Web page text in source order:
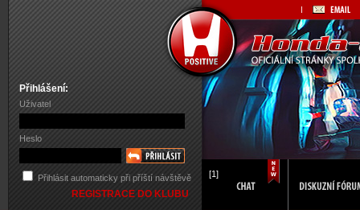
Přihlášení:
Uživatel
Heslo
Přihlásit automaticky při příští návštěvě
REGISTRACE DO KLUBU
[1]